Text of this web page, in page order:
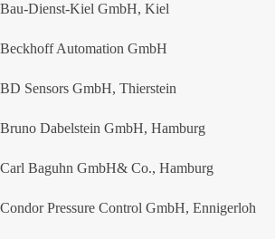
Bau-Dienst-Kiel GmbH, Kiel
Beckhoff Automation GmbH
BD Sensors GmbH, Thierstein
Bruno Dabelstein GmbH, Hamburg
Carl Baguhn GmbH& Co., Hamburg
Condor Pressure Control GmbH, Ennigerloh